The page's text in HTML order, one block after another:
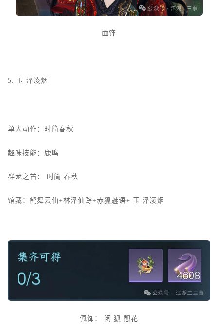
面饰
5. 玉 泽凌烟
单人动作：时简春秋
趣味技能：鹿鸣
群龙之首： 时简 春秋
馆藏：鹤舞云仙+林泽仙踪+赤狐魅语+ 玉 泽凌烟
佩饰： 闲 狐 憩花